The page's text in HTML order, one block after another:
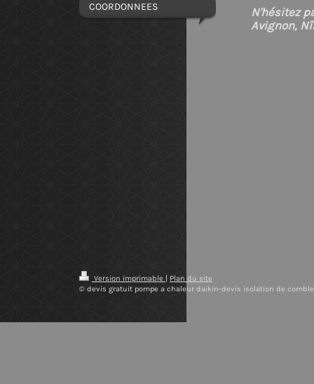
COORDONNEES
N'hésitez
Avignon,
Version imprimable | Plan du site
© devis gratuit pompe a chaleur daikin-devis isolation de